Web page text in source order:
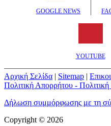
GOOGLE NEWS
YOUTUBE
Αρχική Σελίδα | Sitemap |
Πολιτική Απορρήτου -
Δήλωση συμμόρφωσης με τη
Copyright © 2026